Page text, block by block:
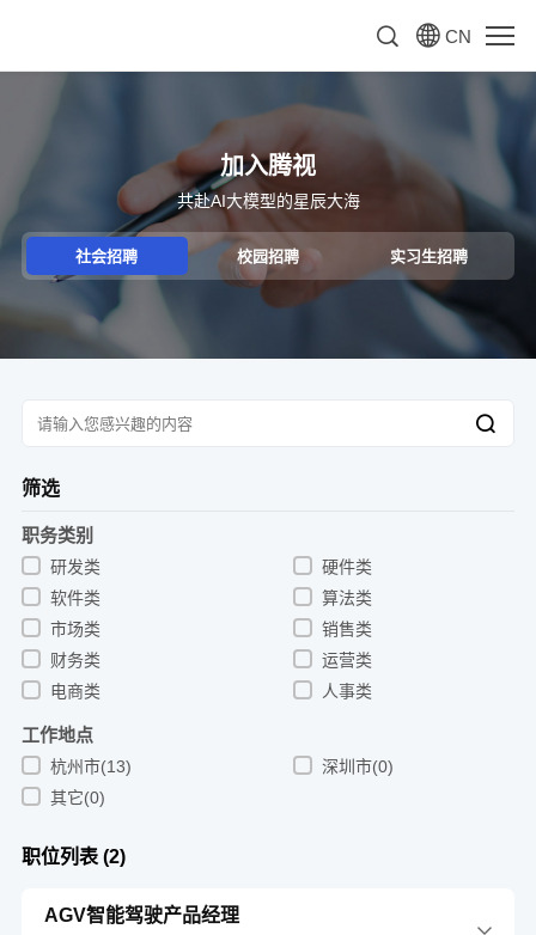
CN
加入腾视
共赴AI大模型的星辰大海
社会招聘 校园招聘 实习生招聘
筛选
职务类别
研发类
硬件类
软件类
算法类
市场类
销售类
财务类
运营类
电商类
人事类
工作地点
杭州市(13) 深圳市(0)
其它(0)
职位列表 (2)
AGV智能驾驶产品经理